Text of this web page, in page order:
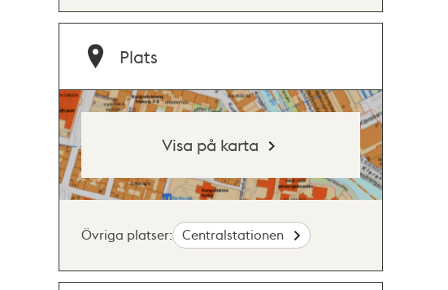
Plats
Visa på karta
Övriga platser: Centralstationen